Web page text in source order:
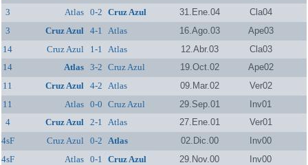
3
Atlas 0-2 Cruz Azul 31.Ene.04
Cla04
3
Cruz Azul 4-1 Atlas 16.Ago.03
Ape03
14
Cruz Azul 1-1 Atlas 12.Abr.03
Cla03
14
Atlas 3-2 Cruz Azul 19.Oct.02
Ape02
11
Cruz Azul 4-2 Atlas 09.Mar.02
Ver02
11
Atlas 0-0 Cruz Azul 29.Sep.01
Inv01
4
Cruz Azul 2-1 Atlas 27.Ene.01
Ver01
4sF
Cruz Azul 0-2 Atlas 02.Dic.00
Inv00
4sF
Atlas 0-1 Cruz Azul 29.Nov.00
Inv00